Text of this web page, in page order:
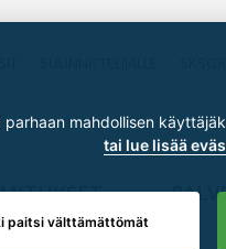
mahdollisen
tai lue lisää
paitsi välttämättömät